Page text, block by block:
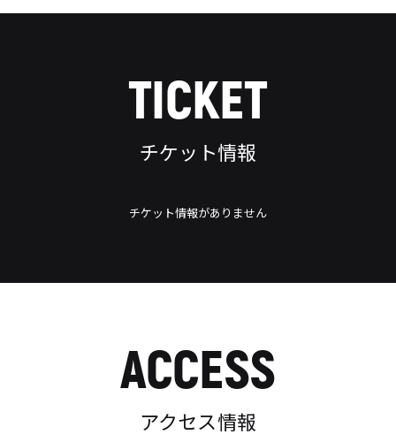
TICKET
チケット情報
チケット情報がありません
ACCESS
アクセス情報